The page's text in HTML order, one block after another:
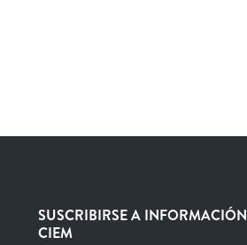
SUSCRIBIRSE A INFORMACIÓN
CIEM